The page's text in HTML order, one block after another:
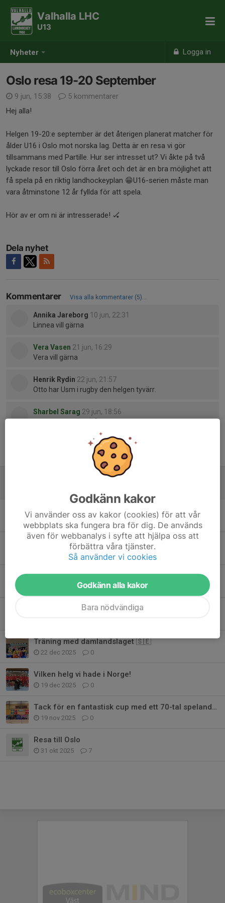
Nyheter Logga in
Valhalla LHC
U13
Oslo resa 19-20 September
9 jun, 15:38
5 kommentarer
Hej alla!
Helgen 19-20:e september är det återigen planerat matcher för
ålder U16 i Oslo mot norska lag. Detta är en resa vi gör
tillsammans med Partille. Hur ser intresset ut? Vi åkte på två
lyckade resor till Oslo förra året och det är en bra möjlighet att
få spela på en riktig landhockeyplan 😁U16-serien måste man
vara åtminstone 12 år fyllda för att spela.
Hör av er om ni är intresserade! 🏑
Dela nyhet
Kommentarer Visa alla kommentarer (5)...
Annika Jareborg 10 jun, 22:31
Linnea vill gärna
Vera Vasen 21 jun, 16:29
Vera vill gärna
Henrik Rydin 22 jun, 21:57
Otto har Usm i rugby den helgen tyvärr.
Sharbel Sarag 29 jun, 18:56
Oslo resa 19-20 September
Göteborgs Cup outdoor 2026
25 maj, 08:46
Info Gbg Cup
6 maj, 10:01 1
Fredagsträning i solsken 🌞
24 apr, 19:28 0
Ingen träning på långfredagen
Träning med damlandslaget 🇸🇪
22 dec 2025 0
Vilken helg vi hade i Norge!
19 dec 2025 0
Tack för en fantastisk cup med ett 70-tal spelande ungdomar!
19 nov 2025 0
Resa till Oslo
31 okt 2025 7
Godkänn kakor
Vi använder oss av kakor (cookies) för att vår
webbplats ska fungera bra för dig. De används
även för webbanalys i syfte att hjälpa oss att
förbättra våra tjänster.
Så använder vi cookies
Godkänn alla kakor
Bara nödvändiga